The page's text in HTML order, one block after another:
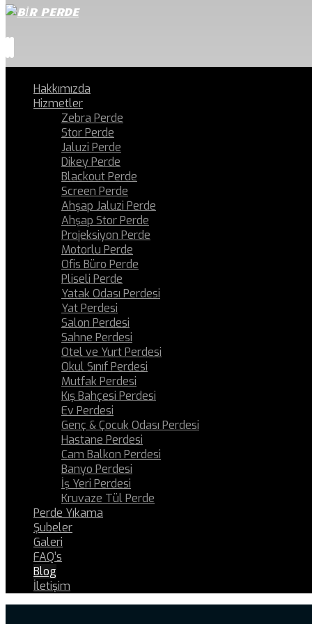
Hakkımızda
Hizmetler
Zebra Perde
Stor Perde
Jaluzi Perde
Dikey Perde
Blackout Perde
Screen Perde
Ahşap Jaluzi Perde
Ahşap Stor Perde
Projeksiyon Perde
Motorlu Perde
Ofis Büro Perde
Pliseli Perde
Yatak Odası Perdesi
Yat Perdesi
Salon Perdesi
Sahne Perdesi
Otel ve Yurt Perdesi
Okul Sınıf Perdesi
Mutfak Perdesi
Kış Bahçesi Perdesi
Ev Perdesi
Genç & Çocuk Odası Perdesi
Hastane Perdesi
Cam Balkon Perdesi
Banyo Perdesi
İş Yeri Perdesi
Kruvaze Tül Perde
Perde Yıkama
Şubeler
Galeri
FAQ’s
Blog
İletişim